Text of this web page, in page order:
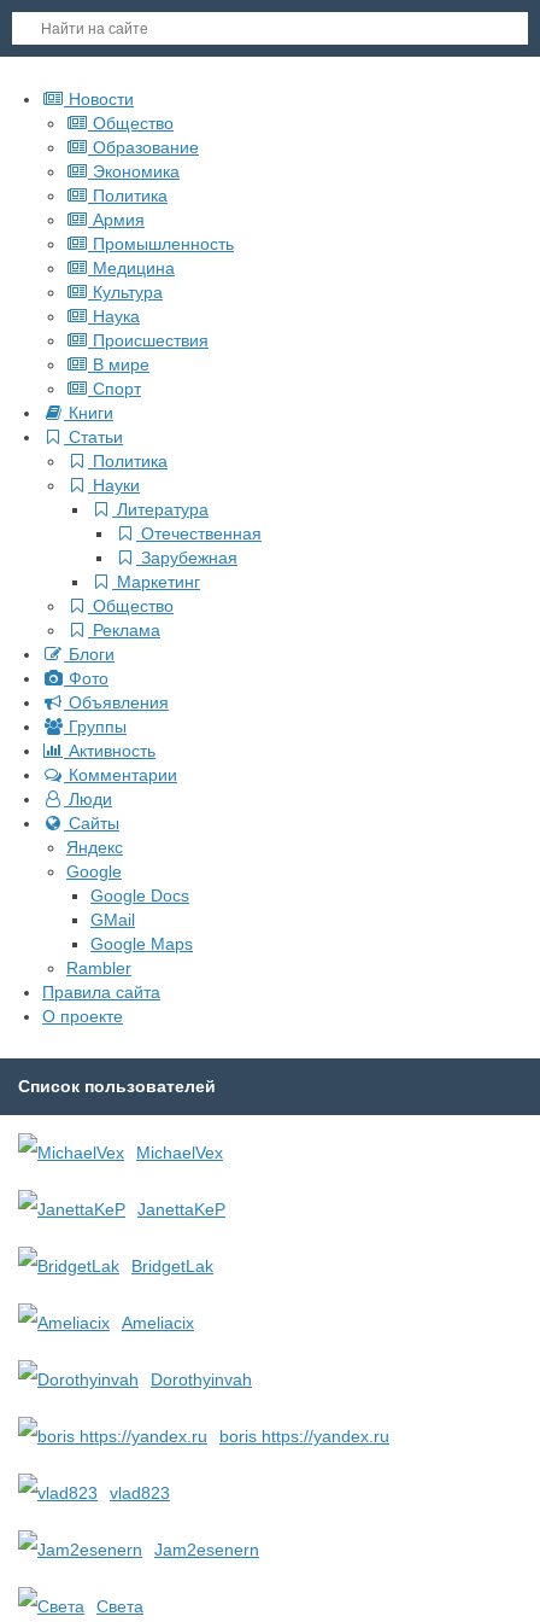
Новости
Общество
Образование
Экономика
Политика
Армия
Промышленность
Медицина
Культура
Наука
Происшествия
В мире
Спорт
Книги
Статьи
Политика
Науки
Литература
Отечественная
Зарубежная
Маркетинг
Общество
Реклама
Блоги
Фото
Объявления
Группы
Активность
Комментарии
Люди
Сайты
Яндекс
Google
Google Docs
GMail
Google Maps
Rambler
Правила сайта
О проекте
Список пользователей
MichaelVex
JanettaKeP
BridgetLak
Ameliacix
Dorothyinvah
boris https://yandex.ru
vlad823
Jam2esenern
Света